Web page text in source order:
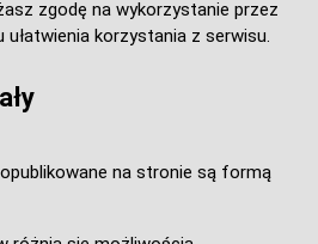
zgodę na wykorzystanie przez
korzystania z serwisu.
na stronie są formą